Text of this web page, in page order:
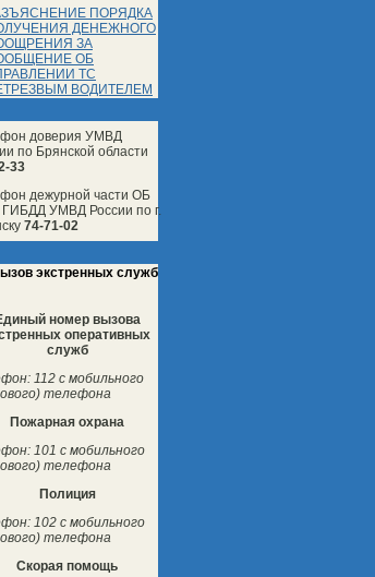
ПОРЯДКА
ДЕНЕЖНОГО
ЗА
ОБ
ТС
ВОДИТЕЛЕМ
доверия УМВД
по Брянской области
33
дежурной части ОБ
УМВД России по г.
74-71-02
экстренных служб
номер вызова
оперативных
служб
112 с мобильного
телефона
Пожарная охрана
101 с мобильного
телефона
Полиция
102 с мобильного
телефона
Скорая помощь